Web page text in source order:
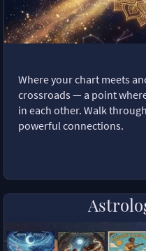
Where your chart meets
crossroads — a point
in each other. Walk
powerful connections.